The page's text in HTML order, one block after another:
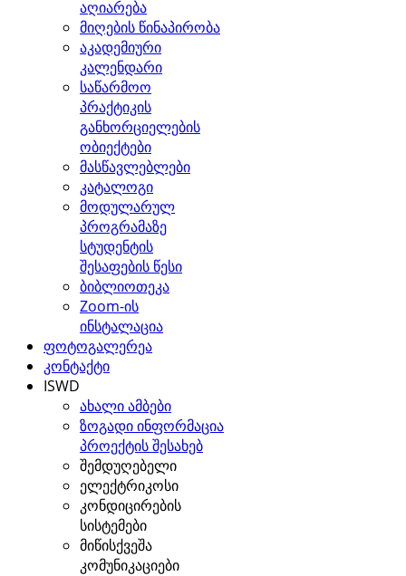
აღიარება
მიღების წინაპირობა
აკადემიური
კალენდარი
საწარმოო
პრაქტიკის
განხორციელების
ობიექტები
მასწავლებლები
კატალოგი
მოდულარულ
პროგრამაზე
სტუდენტის
შესაფების წესი
ბიბლიოთეკა
Zoom-ის
ინსტალაცია
ფოტოგალერეა
კონტაქტი
ISWD
ახალი ამბები
ზოგადი ინფორმაცია
პროექტის შესახებ
შემდუღებელი
ელექტრიკოსი
კონდიცირების
სისტემები
მიწისქვეშა
კომუნიკაციები